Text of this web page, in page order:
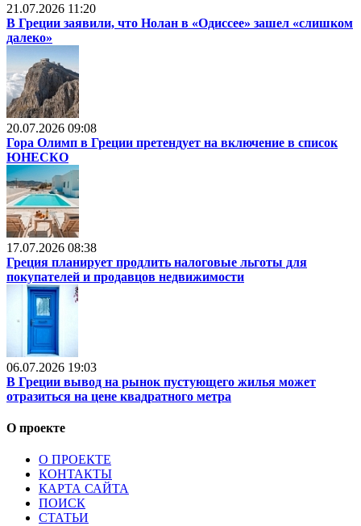
21.07.2026 11:20
В Греции заявили, что Нолан в «Одиссее» зашел «слишком
далеко»
20.07.2026 09:08
Гора Олимп в Греции претендует на включение в список
ЮНЕСКО
17.07.2026 08:38
Греция планирует продлить налоговые льготы для
покупателей и продавцов недвижимости
06.07.2026 19:03
В Греции вывод на рынок пустующего жилья может
отразиться на цене квадратного метра
О проекте
О ПРОЕКТЕ
КОНТАКТЫ
КАРТА САЙТА
ПОИСК
СТАТЬИ